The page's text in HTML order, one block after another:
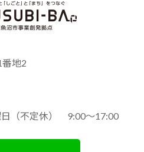
地2
（不定休） 9:00～17:00